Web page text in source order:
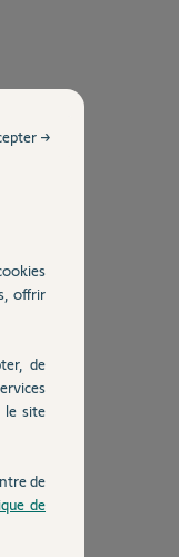
offrir
de
le site
de
de
→